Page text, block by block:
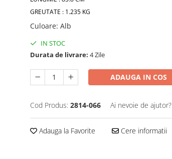
GREUTATE : 1.235 KG
Culoare: Alb
IN STOC
Durata de livrare: 4 Zile
ADAUGA IN COS
Cod Produs: 2814-066 Ai nevoie de ajutor?
Adauga la Favorite Cere informatii